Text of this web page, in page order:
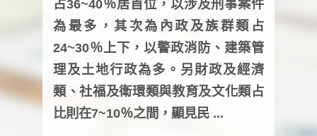
占36~40％居首位，以涉及刑事案件
為最多，其次為內政及族群類占
24~30％上下，以警政消防、建築管
理及土地行政為多。另財政及經濟
類、社福及衛環類與教育及文化類占
比則在7~10％之間，顯見民 ...
人